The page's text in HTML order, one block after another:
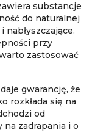
substancje
do naturalnej
przy
zastosować
gwarancję, że
rozkłada się na
od
na zadrapania i o